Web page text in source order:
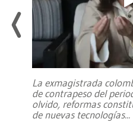
La exmagistrada
de contrapeso del
olvido, reformas
de nuevas tecnologías...